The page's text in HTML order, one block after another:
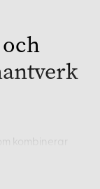
kombinerar
Korps.se